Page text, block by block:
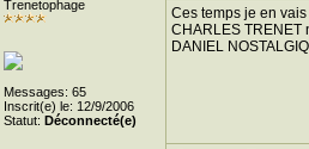
Trenetophage
Messages: 65
Inscrit(e) le: 12/9/2006
Statut: Déconnecté(e)
Ces temps je en
CHARLES TRENET
DANIEL